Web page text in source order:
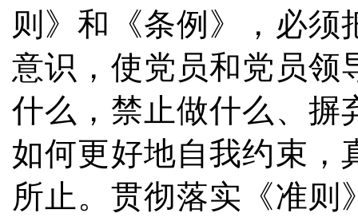
则》和《条例》，必须
意识，使党员和党员领
什么，禁止做什么、摒
如何更好地自我约束，
所止。贯彻落实《准则